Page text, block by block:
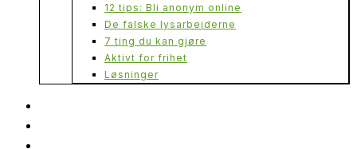
12 tips: Bli anonym online
De falske lysarbeiderne
7 ting du kan gjøre
Aktivt for frihet
Løsninger